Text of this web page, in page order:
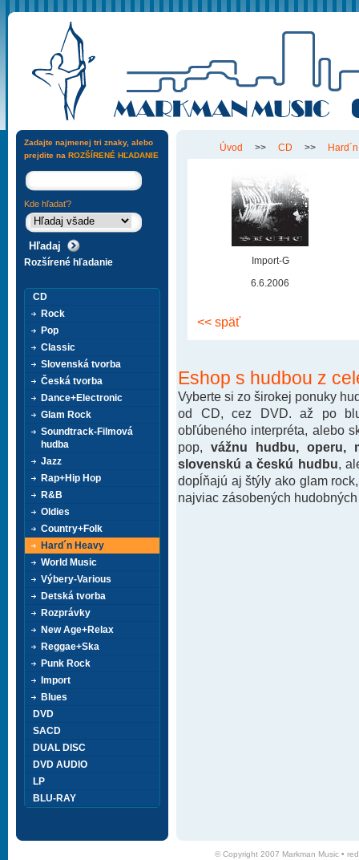
Úvod >> CD >>
Import-G
6.6.2006
<< späť
Eshop s hudbou z
Vyberte si zo širokej ponuky
od CD, cez DVD. až po
obľúbeného interpréta, alebo
pop, vážnu hudbu, operu,
slovenskú a českú hudbu ,
dopĺňajú aj štýly ako glam
najviac zásobených
Zadajte najmenej tri znaky, alebo
prejdite na ROZŠÍRENÉ HĽADANIE
Kde hľadať?
Rozšírené hľadanie
CD
Rock
Pop
Classic
Slovenská tvorba
Česká tvorba
Dance+Electronic
Glam Rock
Soundtrack-Filmová
hudba
Jazz
Rap+Hip Hop
R&B
Oldies
Country+Folk
Hard´n Heavy
World Music
Výbery-Various
Detská tvorba
Rozprávky
New Age+Relax
Reggae+Ska
Punk Rock
Import
Blues
DVD
SACD
DUAL DISC
DVD AUDIO
LP
BLU-RAY
© Copyright 2007 Markman Music •